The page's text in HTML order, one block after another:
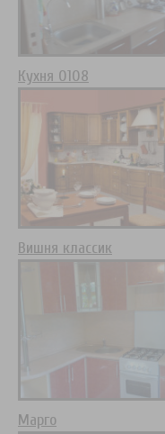
Кухня 0108
Вишня классик
Марго